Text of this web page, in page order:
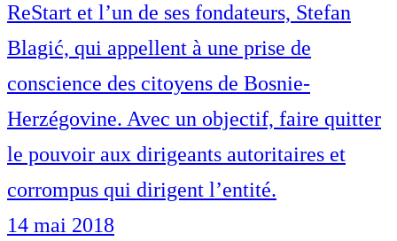
ReStart et l’un de ses fondateurs, Stefan
Blagić, qui appellent à une prise de
conscience des citoyens de Bosnie-
Herzégovine. Avec un objectif, faire quitter
le pouvoir aux dirigeants autoritaires et
corrompus qui dirigent l’entité.
14 mai 2018